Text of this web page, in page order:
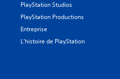
PlayStation Studios
PlayStation Productions
Entreprise
L'histoire de PlayStation